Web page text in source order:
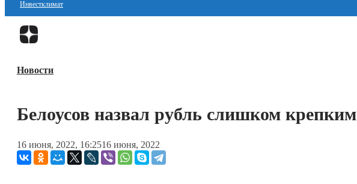
Инвестклимат
Финансы
Блокчейн
ESG
Новости
Белоусов назвал рубль слишком крепким
16 июня, 2022, 16:2516 июня, 2022